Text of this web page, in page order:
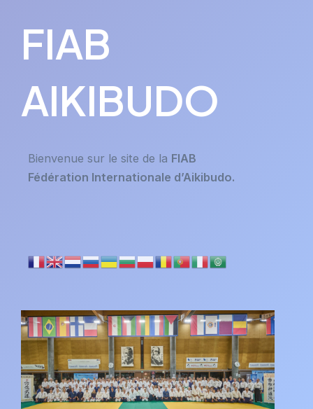
FIAB
AIKIBUDO
Bienvenue sur le site de la FIAB
Fédération Internationale d’Aikibudo.